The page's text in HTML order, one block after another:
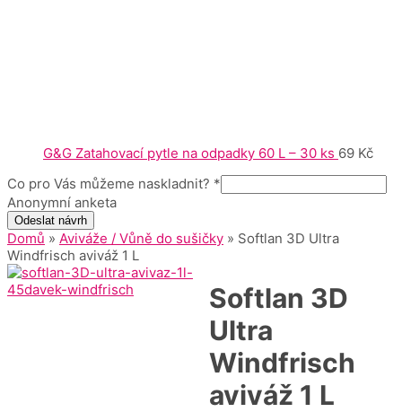
G&G Zatahovací pytle na odpadky 60 L – 30 ks 69 Kč
Co pro Vás můžeme naskladnit? *
Anonymní anketa
Odeslat návrh
Domů » Aviváže / Vůně do sušičky » Softlan 3D Ultra
Windfrisch aviváž 1 L
Softlan 3D
Ultra
Windfrisch
aviváž 1 L